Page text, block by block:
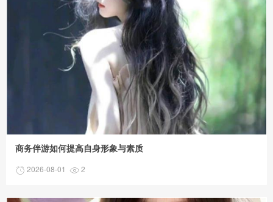
商务伴游如何提高自身形象与素质
2026-08-01 2